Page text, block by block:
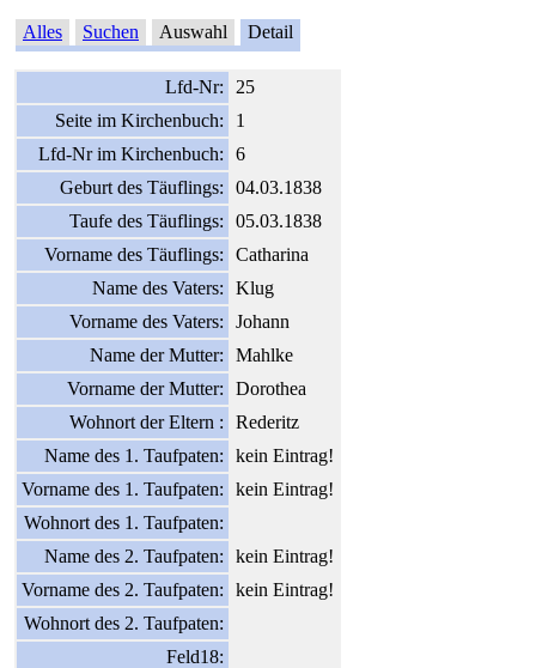
Alles Suchen Auswahl Detail
Lfd-Nr:
25
Seite im Kirchenbuch:
1
Lfd-Nr im Kirchenbuch:
6
Geburt des Täuflings:
04.03.1838
Taufe des Täuflings:
05.03.1838
Vorname des Täuflings:
Catharina
Name des Vaters:
Klug
Vorname des Vaters:
Johann
Name der Mutter:
Mahlke
Vorname der Mutter:
Dorothea
Wohnort der Eltern :
Rederitz
Name des 1. Taufpaten:
kein Eintrag!
Vorname des 1. Taufpaten:
kein Eintrag!
Wohnort des 1. Taufpaten:
Name des 2. Taufpaten:
kein Eintrag!
Vorname des 2. Taufpaten:
kein Eintrag!
Wohnort des 2. Taufpaten:
Feld18: